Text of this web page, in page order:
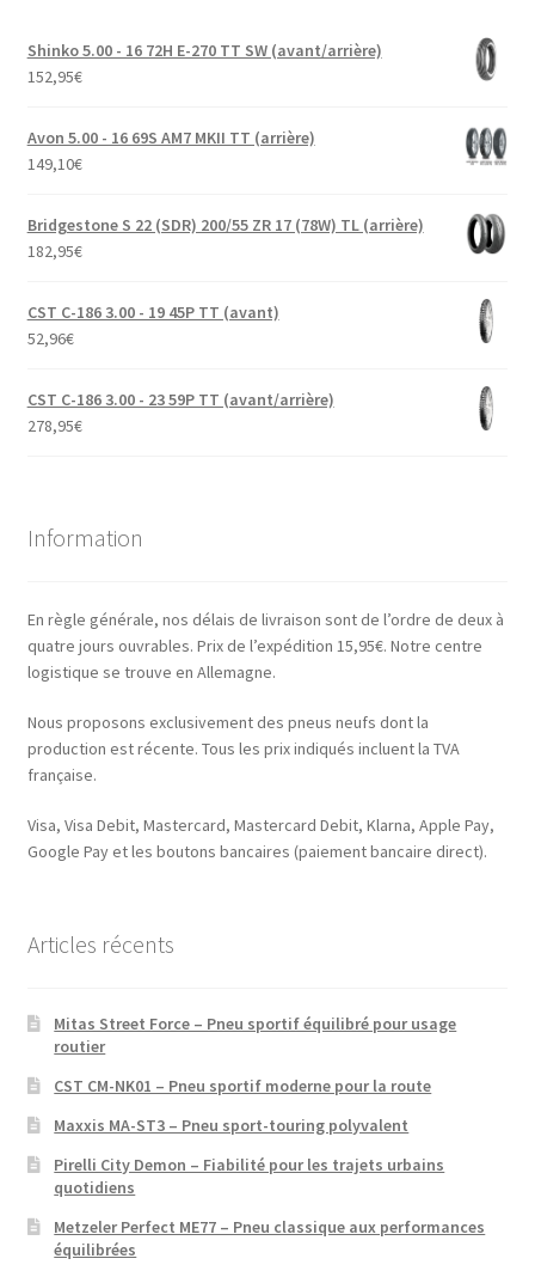
Shinko 5.00 - 16 72H E-270 TT SW (avant/arrière)
152,95€
Avon 5.00 - 16 69S AM7 MKII TT (arrière)
149,10€
Bridgestone S 22 (SDR) 200/55 ZR 17 (78W) TL (arrière)
182,95€
CST C-186 3.00 - 19 45P TT (avant)
52,96€
CST C-186 3.00 - 23 59P TT (avant/arrière)
278,95€
Information
En règle générale, nos délais de livraison sont de l’ordre de deux à
quatre jours ouvrables. Prix de l’expédition 15,95€. Notre centre
logistique se trouve en Allemagne.
Nous proposons exclusivement des pneus neufs dont la
production est récente. Tous les prix indiqués incluent la TVA
française.
Visa, Visa Debit, Mastercard, Mastercard Debit, Klarna, Apple Pay,
Google Pay et les boutons bancaires (paiement bancaire direct).
Articles récents
Mitas Street Force – Pneu sportif équilibré pour usage
routier
CST CM-NK01 – Pneu sportif moderne pour la route
Maxxis MA-ST3 – Pneu sport-touring polyvalent
Pirelli City Demon – Fiabilité pour les trajets urbains
quotidiens
Metzeler Perfect ME77 – Pneu classique aux performances
équilibrées